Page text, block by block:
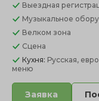
Выездная
Музыкальное
Велком зона
Сцена
Кухня: Русская,
меню
Заявка